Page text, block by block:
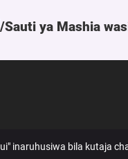
Sauti ya Mashia
inaruhusiwa bila kutaja